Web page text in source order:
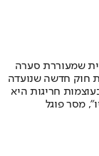
שמעוררת סערה
חוק חדשה שנועדה
חריגות היא
מסר פוגל